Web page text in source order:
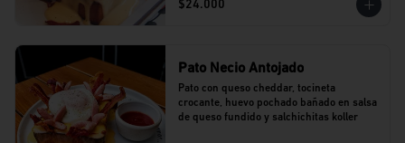
$24.000
Pato Necio Antojado
Pato con queso cheddar, tocineta
crocante, huevo pochado bañado en salsa
de queso fundido y salchichitas koller